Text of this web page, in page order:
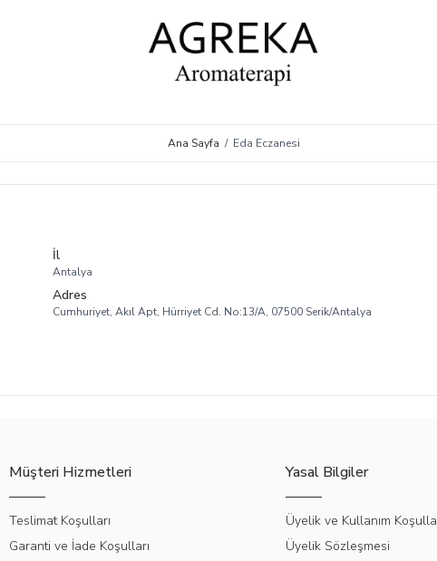
Ana Sayfa / Eda Eczanesi
İl
Antalya
Adres
Cumhuriyet, Akıl Apt, Hürriyet Cd. No:13/A, 07500 Serik/Antalya
Müşteri Hizmetleri
Teslimat Koşulları
Garanti ve İade Koşulları
Yasal Bilgiler
Üyelik ve Kullanım
Üyelik Sözleşmesi